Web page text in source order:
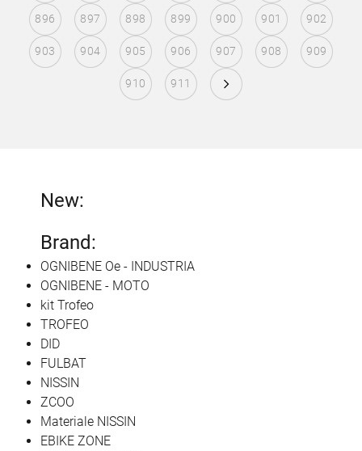
896 897 898 899 900 901 902
903 904 905 906 907 908 909
910 911
New:
Brand:
OGNIBENE Oe - INDUSTRIA
OGNIBENE - MOTO
kit Trofeo
TROFEO
DID
FULBAT
NISSIN
ZCOO
Materiale NISSIN
EBIKE ZONE